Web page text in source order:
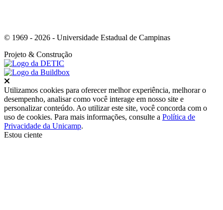
© 1969 - 2026 - Universidade Estadual de Campinas
Projeto & Construção
Utilizamos cookies para oferecer melhor experiência, melhorar o
desempenho, analisar como você interage em nosso site e
personalizar conteúdo. Ao utilizar este site, você concorda com o
uso de cookies. Para mais informações, consulte a Política de
Privacidade da Unicamp.
Estou ciente